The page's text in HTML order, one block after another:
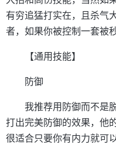
有穷追猛打实在，且杀气
者，如果你被控制一套被
【通用技能】
防御
我推荐用防御而不是
打出完美防御的效果，他
很适合只要你有内力就可